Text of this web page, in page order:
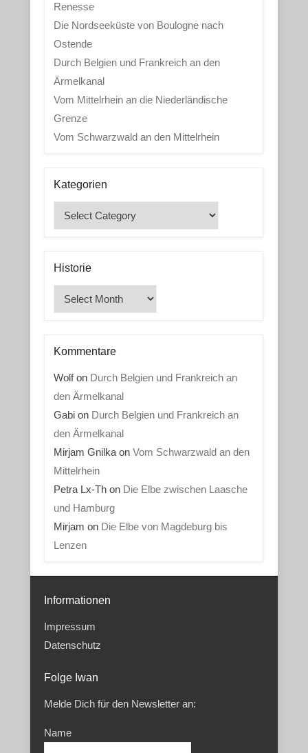
Renesse
Die Nordseeküste von Boulogne nach
Ostende
Durch Belgien und Frankreich an den
Ärmelkanal
Vom Mittelrhein an die Niederländische
Grenze
Vom Schwarzwald an den Mittelrhein
Kategorien
Kategorien
Historie
Historie
Kommentare
Wolfon Durch Belgien und Frankreich an
den Ärmelkanal
Gabion Durch Belgien und Frankreich an
den Ärmelkanal
Mirjam Gnilkaon Vom Schwarzwald an den
Mittelrhein
Petra Lx-Thon Die Elbe zwischen Laasche
und Hamburg
Mirjam on Die Elbe von Magdeburg bis
Lenzen
Informationen
Impressum
Datenschutz
Folge Iwan
Melde Dich für den Newsletter an:
Name